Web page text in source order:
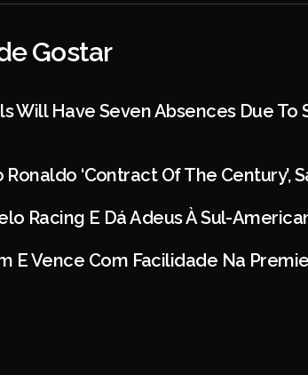
Gostar
Will Have Seven Absences Due To
‘contract Of The Century’,
Racing E Dá Adeus À Sul-
E Vence Com Facilidade Na